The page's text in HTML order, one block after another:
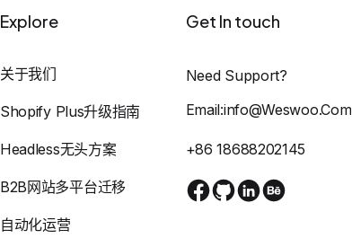
Explore
关于我们
Shopify Plus升级指南
Headless无头方案
B2B网站多平台迁移
自动化运营
Get In touch
Need Support?
Email:info@weswoo.com
+86 18688202145